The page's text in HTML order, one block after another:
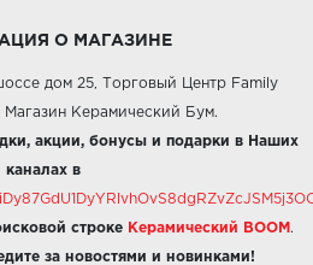
О МАГАЗИНЕ
дом 25, Торговый Центр Family
Магазин Керамический Бум.
акции, бонусы и подарки в Наших
каналах в
строке Керамический BOOM .
за новостями и новинками!